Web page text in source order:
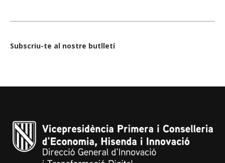
Subscriu-te al nostre butlletí